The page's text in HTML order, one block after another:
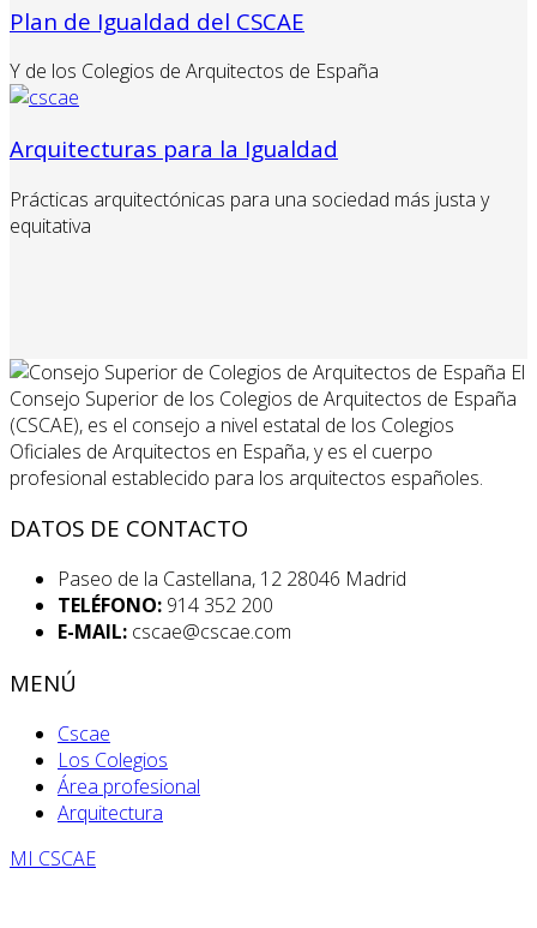
Plan de Igualdad del CSCAE
Y de los Colegios de Arquitectos de España
Arquitecturas para la Igualdad
Prácticas arquitectónicas para una sociedad más justa y
equitativa
El
Consejo Superior de los Colegios de Arquitectos de España
(CSCAE), es el consejo a nivel estatal de los Colegios
Oficiales de Arquitectos en España, y es el cuerpo
profesional establecido para los arquitectos españoles.
DATOS DE CONTACTO
Paseo de la Castellana, 12 28046 Madrid
TELÉFONO: 914 352 200
E-MAIL: cscae@cscae.com
MENÚ
Cscae
Los Colegios
Área profesional
Arquitectura
MI CSCAE